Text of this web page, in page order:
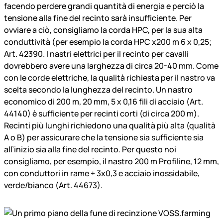
facendo perdere grandi quantità di energia e perciò la
tensione alla fine del recinto sarà insufficiente. Per
ovviare a ciò, consigliamo la corda HPC, per la sua alta
conduttività (per esempio la corda HPC x200 m 6 x 0,25;
Art. 42390. I nastri elettrici per il recinto per cavalli
dovrebbero avere una larghezza di circa 20-40 mm. Come
con le corde elettriche, la qualità richiesta per il nastro va
scelta secondo la lunghezza del recinto. Un nastro
economico di 200 m, 20 mm, 5 x 0,16 fili di acciaio (Art.
44140) è sufficiente per recinti corti (di circa 200 m).
Recinti più lunghi richiedono una qualità più alta (qualità
A o B) per assicurare che la tensione sia sufficiente sia
all’inizio sia alla fine del recinto. Per questo noi
consigliamo, per esempio, il nastro 200 m Profiline, 12 mm,
con conduttori in rame + 3x0,3 e acciaio inossidabile,
verde/bianco (Art. 44673).